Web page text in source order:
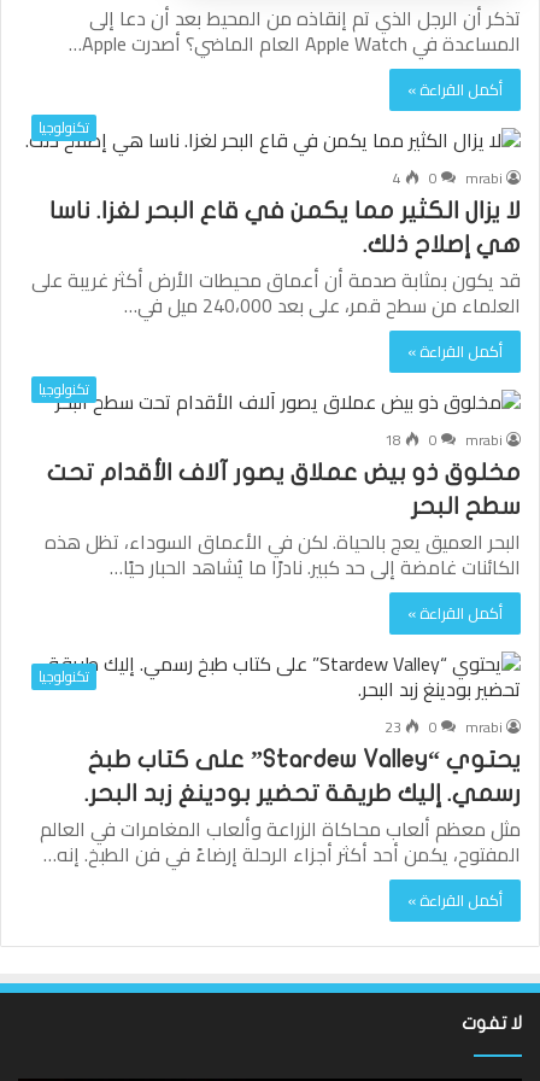
تذكر أن الرجل الذي تم إنقاذه من المحيط بعد أن دعا إلى
المساعدة في Apple Watch العام الماضي؟ أصدرت Apple…
أكمل القراءة »
تكنولوجيا
mrabi
0
4
لا يزال الكثير مما يكمن في قاع البحر لغزا. ناسا
هي إصلاح ذلك.
قد يكون بمثابة صدمة أن أعماق محيطات الأرض أكثر غريبة على
العلماء من سطح قمر، على بعد 240،000 ميل في…
أكمل القراءة »
تكنولوجيا
mrabi
0
18
مخلوق ذو بيض عملاق يصور آلاف الأقدام تحت
سطح البحر
البحر العميق يعج بالحياة. لكن في الأعماق السوداء، تظل هذه
الكائنات غامضة إلى حد كبير. نادرًا ما يُشاهد الحبار حيًا…
أكمل القراءة »
تكنولوجيا
mrabi
0
23
يحتوي “Stardew Valley” على كتاب طبخ
رسمي. إليك طريقة تحضير بودينغ زبد البحر.
مثل معظم ألعاب محاكاة الزراعة وألعاب المغامرات في العالم
المفتوح، يكمن أحد أكثر أجزاء الرحلة إرضاءً في فن الطبخ. إنه…
أكمل القراءة »
لا تفوت